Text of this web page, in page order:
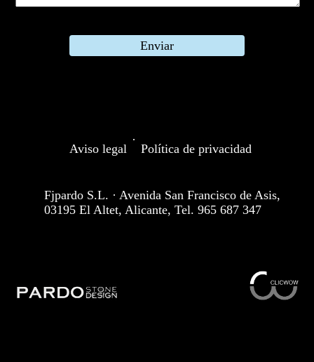
Enviar
Aviso legal
·
Política de privacidad
Fjpardo S.L. · Avenida San Francisco de Asis,
03195 El Altet, Alicante, Tel. 965 687 347